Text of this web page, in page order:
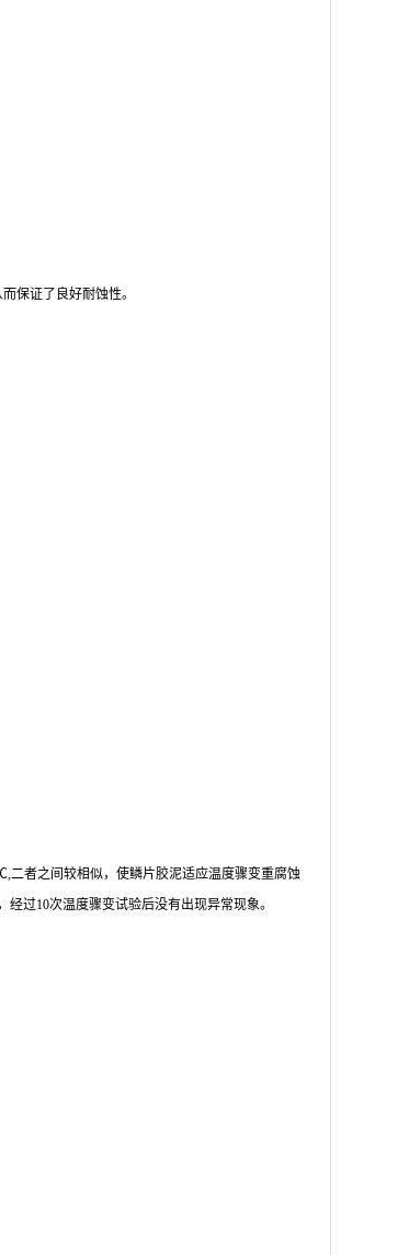
保证了良好耐蚀性。
,二者之间较相似，使鳞片胶泥适应温度骤变重腐蚀
经过10次温度骤变试验后没有出现异常现象。